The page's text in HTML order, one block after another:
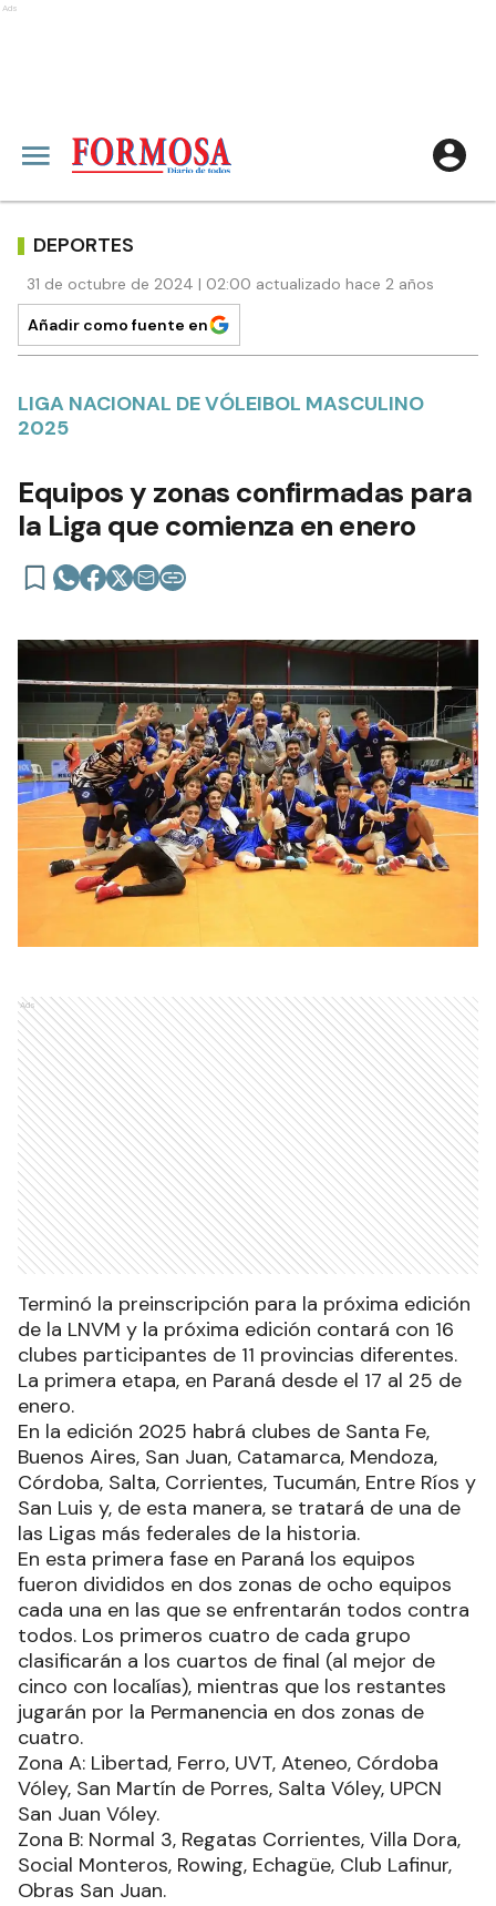
Ads
DEPORTES
31 de octubre de 2024 | 02:00 actualizado hace 2 años
Añadir como fuente en
LIGA NACIONAL DE VÓLEIBOL MASCULINO
2025
Equipos y zonas confirmadas para
la Liga que comienza en enero
Ads
Terminó la preinscripción para la próxima edición
de la LNVM y la próxima edición contará con 16
clubes participantes de 11 provincias diferentes.
La primera etapa, en Paraná desde el 17 al 25 de
enero.
En la edición 2025 habrá clubes de Santa Fe,
Buenos Aires, San Juan, Catamarca, Mendoza,
Córdoba, Salta, Corrientes, Tucumán, Entre Ríos y
San Luis y, de esta manera, se tratará de una de
las Ligas más federales de la historia.
En esta primera fase en Paraná los equipos
fueron divididos en dos zonas de ocho equipos
cada una en las que se enfrentarán todos contra
todos. Los primeros cuatro de cada grupo
clasificarán a los cuartos de final (al mejor de
cinco con localías), mientras que los restantes
jugarán por la Permanencia en dos zonas de
cuatro.
Zona A: Libertad, Ferro, UVT, Ateneo, Córdoba
Vóley, San Martín de Porres, Salta Vóley, UPCN
San Juan Vóley.
Zona B: Normal 3, Regatas Corrientes, Villa Dora,
Social Monteros, Rowing, Echagüe, Club Lafinur,
Obras San Juan.